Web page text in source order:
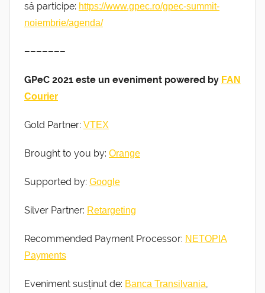
să participe: https://www.gpec.ro/gpec-summit-
noiembrie/agenda/
–––––––
GPeC 2021 este un eveniment powered by FAN
Courier
Gold Partner: VTEX
Brought to you by: Orange
Supported by: Google
Silver Partner: Retargeting
Recommended Payment Processor: NETOPIA
Payments
Eveniment susținut de: Banca Transilvania,